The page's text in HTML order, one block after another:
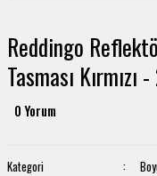
Reddingo
Tasması Kırmızı
0 Yorum
Kategori